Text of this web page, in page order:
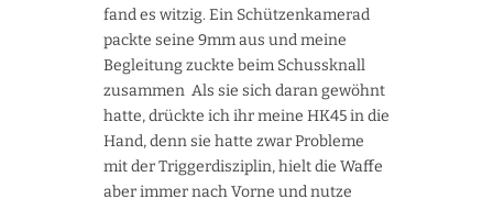
fand es witzig. Ein Schützenkamerad
packte seine 9mm aus und meine
Begleitung zuckte beim Schussknall
zusammen Als sie sich daran gewöhnt
hatte, drückte ich ihr meine HK45 in die
Hand, denn sie hatte zwar Probleme
mit der Triggerdisziplin, hielt die Waffe
aber immer nach Vorne und nutze